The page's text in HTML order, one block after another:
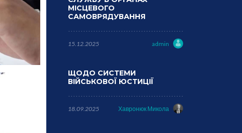
МІСЦЕВОГО
САМОВРЯДУВАННЯ
15.12.2025 admin
ЩОДО СИСТЕМИ
ВІЙСЬКОВОЇ ЮСТИЦІЇ
18.09.2025 Хавронюк Микола